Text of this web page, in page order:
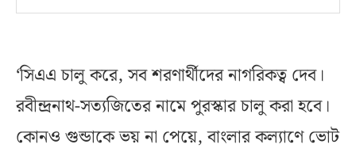
‘সিএএ চালু করে, সব শরণার্থীদের নাগরিকত্ব দেব।
রবীন্দ্রনাথ-সত্যজিতের নামে পুরস্কার চালু করা হবে।
কোনও গুন্ডাকে ভয় না পেয়ে, বাংলার কল্যাণে ভোট